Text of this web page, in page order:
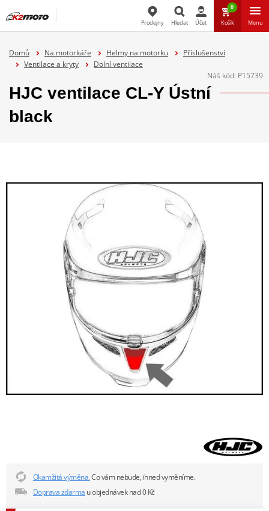
Hledat
Prodejny Hledat Účet
0
Košík Menu
Domů Na motorkáře Helmy na motorku
Příslušenství
Ventilace a kryty
Dolní ventilace
Náš kód: P15739
HJC ventilace CL-Y Ústní
black
Okamžitá výměna.Co vám nebude, ihned vyměníme.
Doprava zdarma u objednávek nad 0 Kč